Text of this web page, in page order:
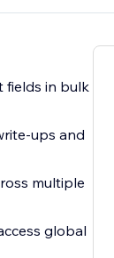
fields in bulk
ups and
multiple
global